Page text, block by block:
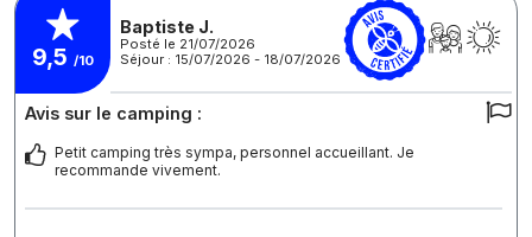
9,5 /10
Baptiste J.
Posté le 21/07/2026
Séjour : 15/07/2026 - 18/07/2026
Avis sur le camping :
Petit camping très sympa, personnel accueillant. Je
recommande vivement.